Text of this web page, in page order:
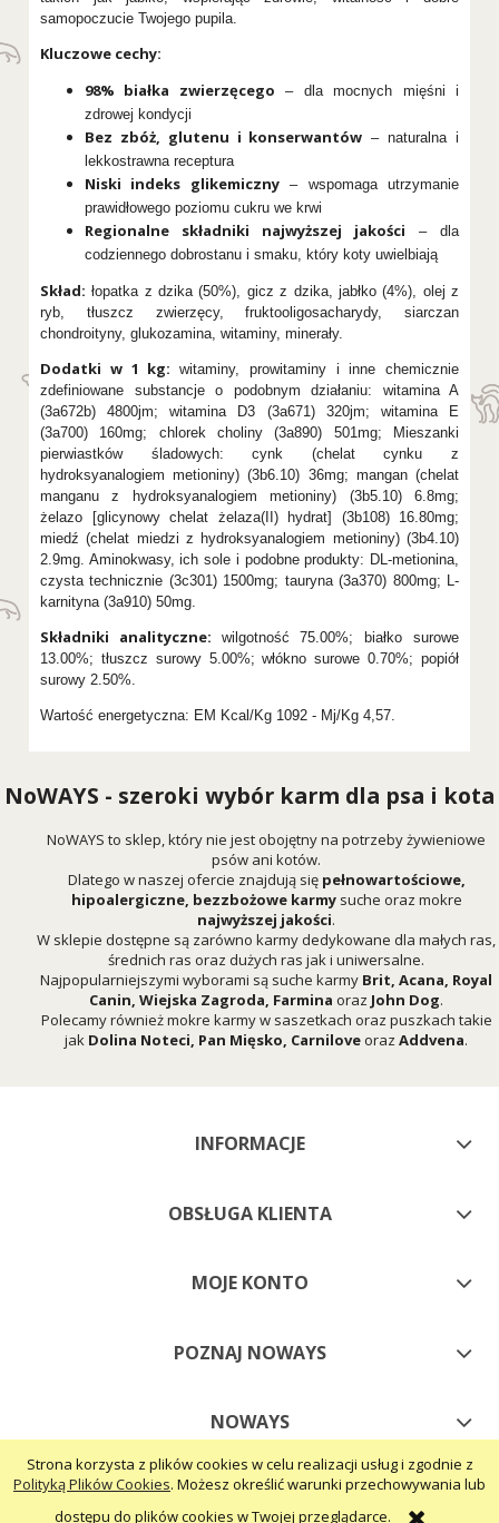
Strona korzysta z plików cookies w celu realizacji usług i zgodnie z
Polityką Plików Cookies. Możesz określić warunki przechowywania lub
dostępu do plików cookies w Twojej przeglądarce.
samopoczucie Twojego pupila.
Kluczowe cechy:
98% białka zwierzęcego – dla mocnych mięśni i
zdrowej kondycji
Bez zbóż, glutenu i konserwantów – naturalna i
lekkostrawna receptura
Niski indeks glikemiczny– wspomaga utrzymanie
prawidłowego poziomu cukru we krwi
Regionalne składniki najwyższej jakości – dla
codziennego dobrostanu i smaku, który koty uwielbiają
Skład: łopatka z dzika (50%), gicz z dzika, jabłko (4%), olej z
ryb, tłuszcz zwierzęcy, fruktooligosacharydy, siarczan
chondroityny, glukozamina, witaminy, minerały.
Dodatki w 1 kg: witaminy, prowitaminy i inne chemicznie
zdefiniowane substancje o podobnym działaniu: witamina A
(3a672b) 4800jm; witamina D3 (3a671) 320jm; witamina E
(3a700) 160mg; chlorek choliny (3a890) 501mg; Mieszanki
pierwiastków śladowych: cynk (chelat cynku z
hydroksyanalogiem metioniny) (3b6.10) 36mg; mangan (chelat
manganu z hydroksyanalogiem metioniny) (3b5.10) 6.8mg;
żelazo [glicynowy chelat żelaza(II) hydrat] (3b108) 16.80mg;
miedź (chelat miedzi z hydroksyanalogiem metioniny) (3b4.10)
2.9mg. Aminokwasy, ich sole i podobne produkty: DL-metionina,
czysta technicznie (3c301) 1500mg; tauryna (3a370) 800mg; L-
karnityna (3a910) 50mg.
Składniki analityczne:
wilgotność 75.00%; białko surowe
13.00%; tłuszcz surowy 5.00%; włókno surowe 0.70%; popiół
surowy 2.50%.
Wartość energetyczna: EM Kcal/Kg 1092 - Mj/Kg 4,57.
NoWAYS - szeroki wybór karm dla psa i kota
NoWAYS to sklep, który nie jest obojętny na potrzeby żywieniowe
psów ani kotów.
Dlatego w naszej ofercie znajdują się pełnowartościowe,
hipoalergiczne, bezzbożowe karmy suche oraz mokre
najwyższej jakości.
W sklepie dostępne są zarówno karmy dedykowane dla małych ras,
średnich ras oraz dużych ras jak i uniwersalne.
Najpopularniejszymi wyborami są suche karmy Brit Acana Royal
Canin Wiejska Zagroda Farmina oraz John Dog.
Polecamy również mokre karmy w saszetkach oraz puszkach takie
jak Dolina Noteci Pan Mięsko Carniloveoraz Addvena.
INFORMACJE
OBSŁUGA KLIENTA
MOJE KONTO
POZNAJ NOWAYS
NOWAYS
pokaż pełną wersję strony